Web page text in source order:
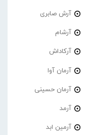
آرش صابری
آرشام
آرکاداش
آرمان آوا
آرمان حسینی
آرمد
آرمین ابد